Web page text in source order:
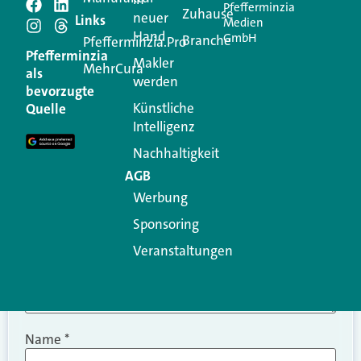
Schreiben Sie einen
Kommentar
Ihre E-Mail-Adresse wird nicht veröffentlicht.
Erforderliche Felder sind mit
Kommentar
Name *
Pfefferminzia
als
bevorzugte
Quelle
Links
Pfefferminzia.Pro
MehrCura
neuer
Hand
Makler
werden
Künstliche
Intelligenz
Nachhaltigkeit
AGB
Werbung
Sponsoring
Veranstaltungen
Zuhause
Branche
Pfefferminzia
Medien
GmbH